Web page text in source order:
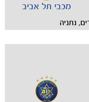
מכבי תל אביב